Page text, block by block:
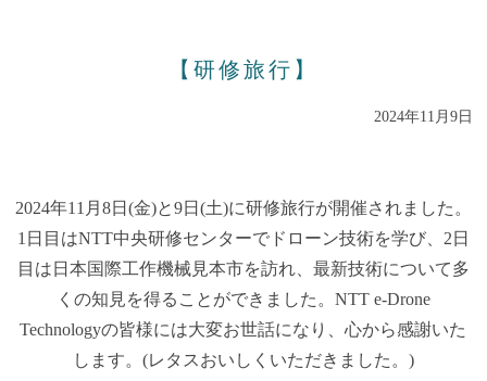
【研修旅行】
2024年11月9日
2024年11月8日(金)と9日(土)に研修旅行が開催されました。
1日目はNTT中央研修センターでドローン技術を学び、2日
目は日本国際工作機械見本市を訪れ、最新技術について多
くの知見を得ることができました。NTT e-Drone
Technologyの皆様には大変お世話になり、心から感謝いた
します。(レタスおいしくいただきました。)